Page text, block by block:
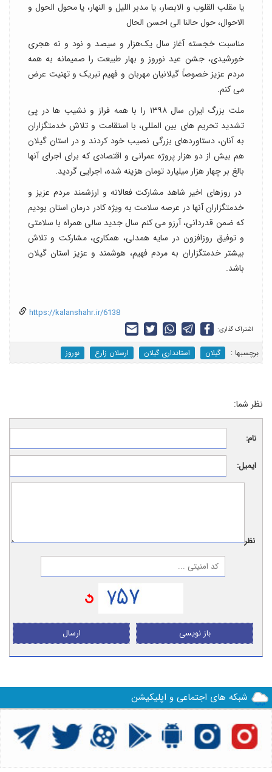
یا مقلب القلوب و الابصار، یا مدبر اللیل و النهار، یا محول الحول و
الاحوال، حول حالنا الی احسن الحال
مناسبت خجسته آغاز سال یک‌هزار و سیصد و نود و نه هجری
خورشیدی، جشن عید نوروز و بهار طبیعت را صمیمانه به همه
مردم عزیز خصوصاً گیلانیان مهربان و فهیم تبریک و تهنیت عرض
می کنم.
ملت بزرگ ایران سال ۱۳۹۸ را با همه فراز و نشیب ها در پی
تشدید تحریم های بین المللی، با استقامت و تلاش خدمتگزاران
به آنان، دستاوردهای بزرگی نصیب خود کردند و در استان گیلان
هم بیش از دو هزار پروژه عمرانی و اقتصادی که برای اجرای آنها
بالغ بر چهار هزار میلیارد تومان هزینه شده، اجرایی گردید.
در روزهای اخیر شاهد مشارکت فعالانه و ارزشمند مردم عزیز و
خدمتگزاران آنها در عرصه سلامت به ویژه کادر درمان استان بودیم
که ضمن قدردانی، آرزو می کنم سال جدید سالی همراه با سلامتی
و توفیق روزافزون در سایه همدلی، همکاری، مشارکت و تلاش
بیشتر خدمتگزاران به مردم فهیم، هوشمند و عزیز استان گیلان
باشد.
https://kalanshahr.ir/6138
اشتراک گذاری:
برچسب‎ها : گیلان استانداری گیلان ارسلان زارع نوروز
نظر شما:
نام:
ایمیل:
نظر:
ارسال باز نویسی
شبکه های اجتماعی و اپلیکیشن